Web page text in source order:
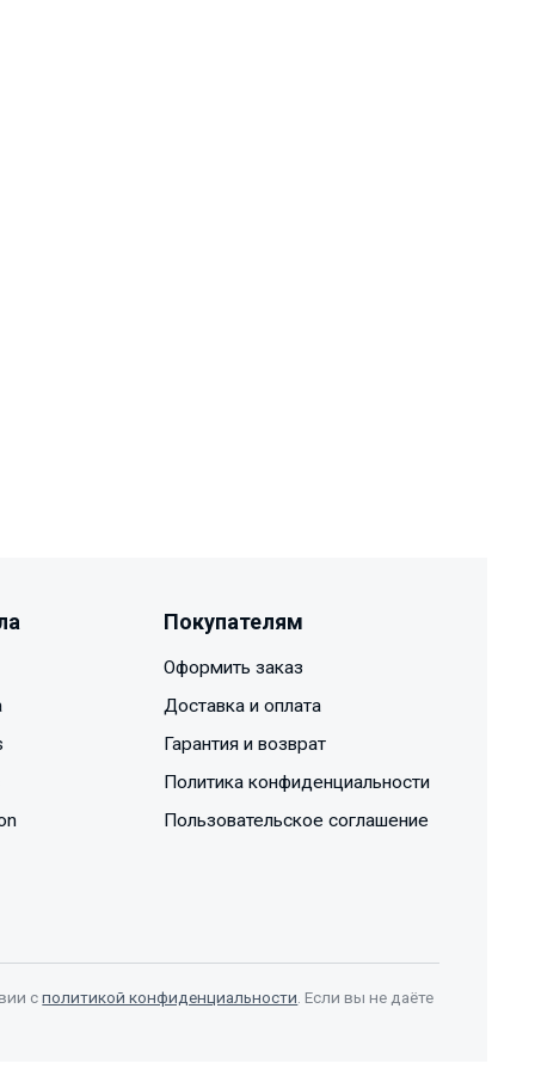
Покупателям
Оформить заказ
Доставка и оплата
Гарантия и возврат
Политика конфиденциальности
Пользовательское соглашение
сполитикой конфиденциальности . Если вы не даёте